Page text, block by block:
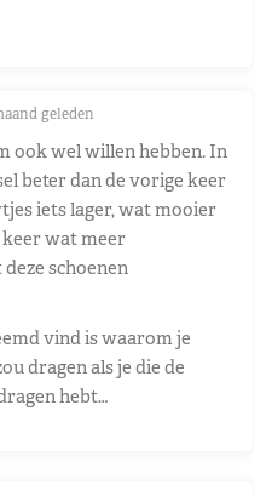
geleden
ook wel willen hebben. In
beter dan de vorige keer
iets lager, wat mooier
keer wat meer
schoenen
vind is waarom je
dragen als je die de
hebt…